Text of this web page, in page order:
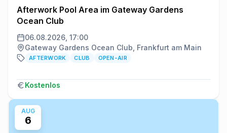
Afterwork Pool Area im Gateway Gardens
Ocean Club
06.08.2026, 17:00
Gateway Gardens Ocean Club, Frankfurt am Main
AFTERWORK CLUB OPEN-AIR
Kostenlos
AUG
6